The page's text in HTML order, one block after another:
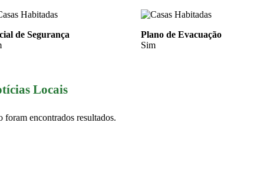
de Segurança
Plano de Evacuação
Sim
Locais
foram encontrados resultados.